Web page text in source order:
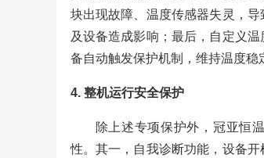
块出现故障、温度传感器失灵，
及设备造成影响；最后，自定义
备自动触发保护机制，维持温度稳
4. 整机运行安全保护
除上述专项保护外，冠亚恒
性。其一，自我诊断功能，设备